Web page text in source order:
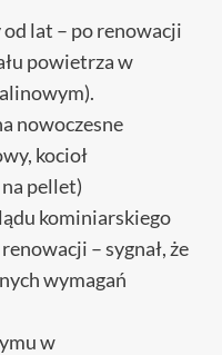
lat – po renowacji
powietrza w
nowoczesne
kocioł
pellet)
kominiarskiego
– sygnał, że
wymagań
w